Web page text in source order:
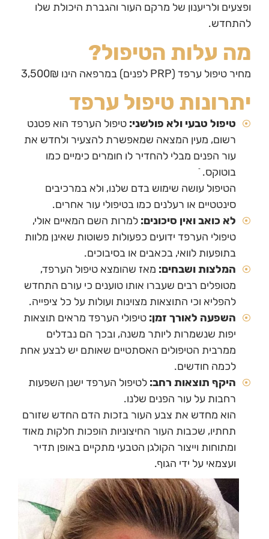
ופצעים ולריענון של מרקם העור והגברת היכולת שלו
להתחדש.
מה עלות הטיפול?
מחיר טיפול ערפד (PRP לפנים) במרפאה הינו 3,500₪
יתרונות טיפול ערפד
טיפול טבעי ולא פולשני: טיפול הערפד הוא פטנט
רשום, מעין המצאה שמאפשרת להצעיר ולחדש את
עור הפנים מבלי להחדיר לו חומרים כימיים כמו
בוטוקס. ֿ
הטיפול עושה שימוש בדם שלנו, ולא במרכיבים
סינטטיים או רעלנים כמו בטיפולי עור אחרים.
לא כואב ואין סיכונים: למרות השם המאיים אולי,
טיפולי הערפד ידועים כפעולות פשוטות שאינן מלוות
בתופעות לוואי, בכאבים או בסיבוכים.
המלצות ושבחים: מאז שהומצא טיפול הערפד,
מטופלים רבים שעברו אותו טוענים כי עורם התחדש
להפליא וכי התוצאות מצוינות ועולות על כל ציפייה.
השפעה לאורך זמן: טיפולי הערפד מראים תוצאות
יפות שנשמרות ליותר משנה, ובכך הם נבדלים
ממרבית הטיפולים האסתטיים שאותם יש לבצע אחת
לכמה חודשים.
היקף תוצאות רחב: לטיפול הערפד ישנן השפעות
רחבות על עור הפנים שלנו.
הוא מחדש את צבע העור בזכות הדם החדש שזורם
תחתיו, שכבות העור החיצוניות הופכות חלקות מאוד
ומתוחות וייצור הקולגן הטבעי מתקיים באופן תדיר
ועצמאי על ידי הגוף.